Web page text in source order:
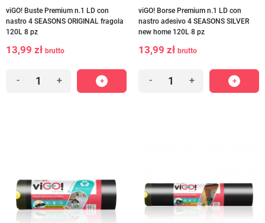
viGO! Buste Premium n.1 LD con
nastro 4 SEASONS ORIGINAL fragola
120L 8 pz
13,99 zł brutto
- +
viGO! Borse Premium n.1 LD con
nastro adesivo 4 SEASONS SILVER
new home 120L 8 pz
13,99 zł brutto
- +